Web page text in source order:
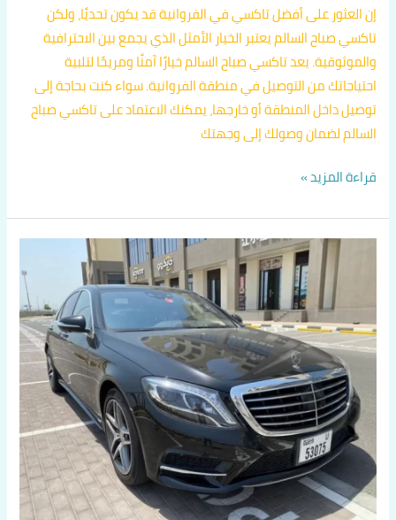
إن العثور على أفضل تاكسي في الفروانية قد يكون تحديًا، ولكن
تاكسي صباح السالم يعتبر الخيار الأمثل الذي يجمع بين الاحترافية
والموثوقية. يعد تاكسي صباح السالم خيارًا آمنًا ومريحًا لتلبية
احتياجاتك من التوصيل في منطقة الفروانية. سواء كنت بحاجة إلى
توصيل داخل المنطقة أو خارجها، يمكنك الاعتماد على تاكسي صباح
السالم لضمان وصولك إلى وجهتك
قراءة المزيد »
تاكسي
افضل
تكاسي
الفروانية
بالكويت
اتصل
60036648